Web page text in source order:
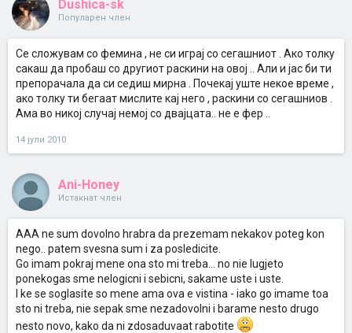
Dushica-sk
Популарен член
Се сложувам со фемина , не си играј со сегашниот . Ако толку
сакаш да пробаш со другиот раскини на овој .. Али и јас би ти
препорачала да си седиш мирна . Почекај уште некое време ,
ако толку ти бегаат мислите кај него , раскини со сегашниов .
Ама во никој случај немој со двајцата.. не е фер ..
14 јули 2010
Ani-Honey
Истакнат член
AAA ne sum dovolno hrabra da prezemam nekakov poteg kon
nego.. patem svesna sum i za posledicite.
Go imam pokraj mene ona sto mi treba... no nie lugjeto
ponekogas sme nelogicni i sebicni, sakame uste i uste.
I ke se soglasite so mene ama ova e vistina - iako go imame toa
sto ni treba, nie sepak sme nezadovolni i barame nesto drugo
nesto novo, kako da ni zdosaduvaat rabotite